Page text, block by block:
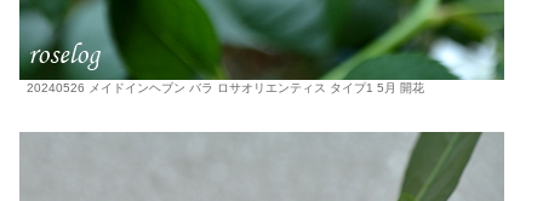
20240526 メイドインヘブン バラ ロサオリエンティス タイプ1 5月 開花